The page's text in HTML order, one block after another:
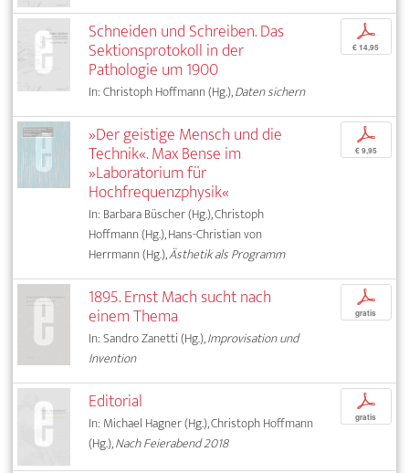
Schneiden und Schreiben. Das
Sektionsprotokoll in der
Pathologie um 1900
In: Christoph Hoffmann (Hg.),Daten sichern
p
€ 14,95
»Der geistige Mensch und die
Technik«. Max Bense im
»Laboratorium für
Hochfrequenzphysik«
In: Barbara Büscher (Hg.), Christoph
Hoffmann (Hg.), Hans-Christian von
Herrmann (Hg.),Ästhetik als Programm
p
€ 9,95
1895. Ernst Mach sucht nach
einem Thema
In: Sandro Zanetti (Hg.),Improvisation und
Invention
p
gratis
Editorial
In: Michael Hagner (Hg.), Christoph Hoffmann
(Hg.),Nach Feierabend 2018
p
gratis